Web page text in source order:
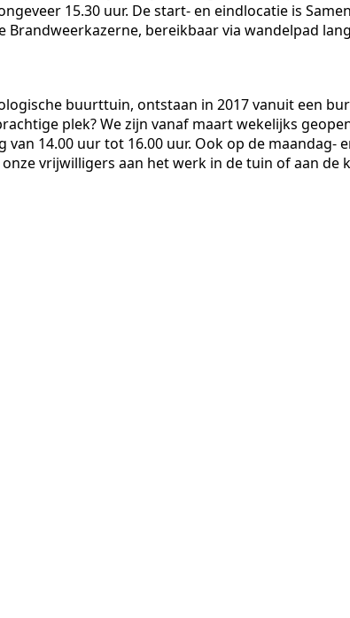
15.30 uur. De start- en eindlocatie is
Brandweerkazerne, bereikbaar via wandelpad
buurttuin, ontstaan in 2017 vanuit een
plek? We zijn vanaf maart wekelijks
14.00 uur tot 16.00 uur. Ook op de maandag-
vrijwilligers aan het werk in de tuin of aan de